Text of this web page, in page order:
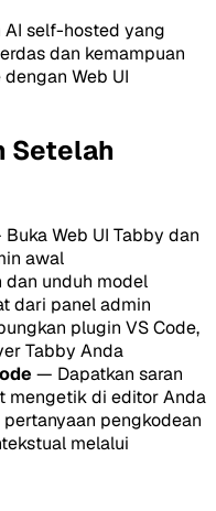
self-hosted yang
dan kemampuan
Web UI
Setelah
Web UI Tabby dan
awal
unduh model
dari panel admin
plugin VS Code,
Tabby Anda
— Dapatkan saran
mengetik di editor Anda
pengkodean
melalui